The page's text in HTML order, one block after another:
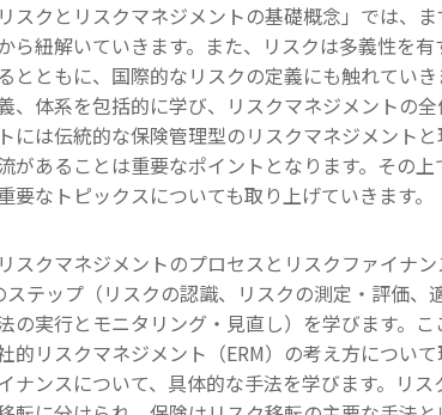
スクとリスクマネジメントの基礎概念」では、
ら紐解いていきます。また、リスクは多義性を
とともに、国際的なリスクの定義にも触れてい
、体系を包括的に学び、リスクマネジメントの
には伝統的な保険管理型のリスクマネジメント
があることは重要なポイントとなります。その
要なトピックスについても取り上げていきます。
スクマネジメントのプロセスとリスクファイナ
ステップ（リスクの認識、リスクの測定・評価、
の実行とモニタリング・見直し）を学びます。
的リスクマネジメント（ERM）の考え方につい
ナンスについて、具体的な手法を学びます。リ